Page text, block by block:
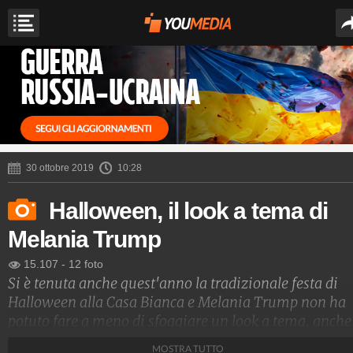
30 ottobre 2019 10:28
Halloween, il look a tema di
Melania Trump
15.107 - 12 foto
Si è tenuta anche quest'anno la tradizionale festa di
Halloween alla Casa Bianca e Melania Trump non ha
potuto fare a meno di sfoggiare un look a tema, anche
MOSTRA TUTTO